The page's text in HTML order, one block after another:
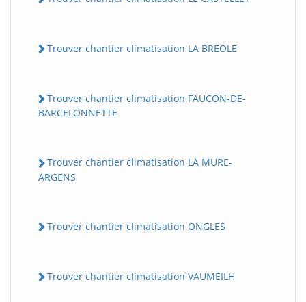
Trouver chantier climatisation LA BREOLE
Trouver chantier climatisation FAUCON-DE-
BARCELONNETTE
Trouver chantier climatisation LA MURE-
ARGENS
Trouver chantier climatisation ONGLES
Trouver chantier climatisation VAUMEILH